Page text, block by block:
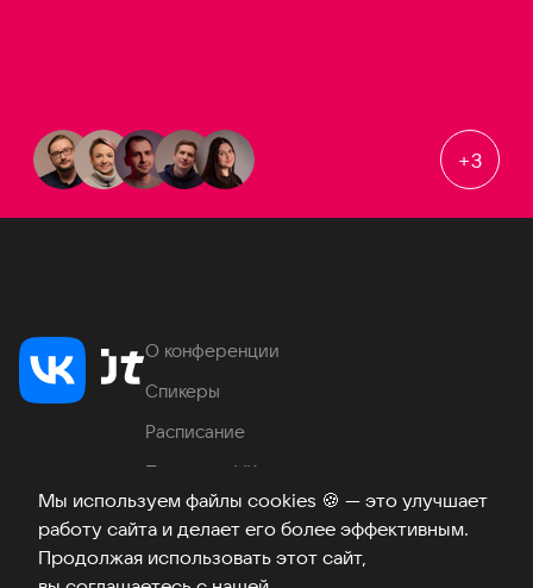
Мы используем файлы cookies 🍪 — это улучшает
работу сайта и делает его более эффективным.
Продолжая использовать этот сайт,
+3
О конференции
Спикеры
Расписание
Продукты VK
Место проведения
Часто задаваемые вопросы